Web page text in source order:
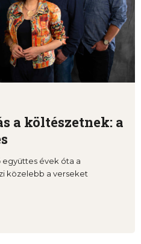
a költészetnek: a
évek óta a
közelebb a verseket